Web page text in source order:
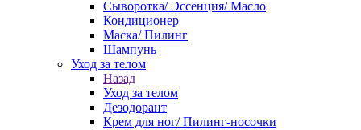
Сыворотка/ Эссенция/ Масло
Кондиционер
Маска/ Пилинг
Шампунь
Уход за телом
Назад
Уход за телом
Дезодорант
Крем для ног/ Пилинг-носочки